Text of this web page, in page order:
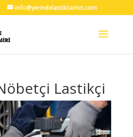
info@yerindelastiktamiri.com
Lastikçi